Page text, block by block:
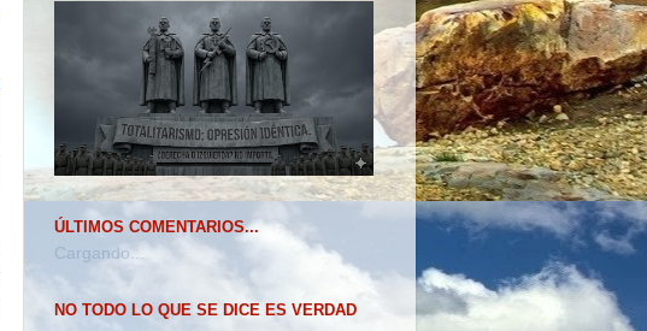
ÚLTIMOS COMENTARIOS...
Cargando...
NO TODO LO QUE SE DICE ES VERDAD